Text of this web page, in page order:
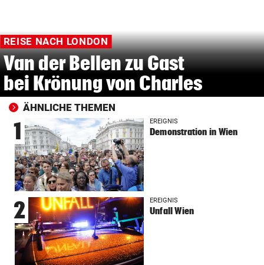
REISE NACH LONDON
Van der Bellen zu Gast
bei Krönung von Charles
ÄHNLICHE THEMEN
1 EREIGNIS
Demonstration in Wien
2 EREIGNIS
Unfall Wien